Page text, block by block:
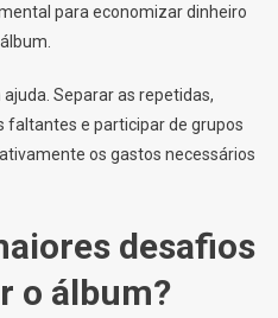
para economizar dinheiro
Separar as repetidas,
faltantes e participar de grupos
os gastos necessários
desafios
o álbum?